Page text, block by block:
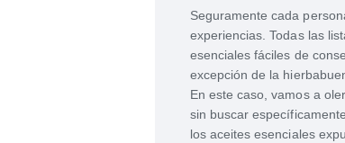
Seguramente cada
experiencias. Todas las
esenciales fáciles de
excepción de la
En este caso, vamos a
sin buscar
los aceites esenciales